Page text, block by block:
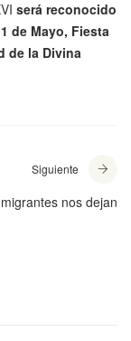
será reconocido
de Mayo, Fiesta
de la Divina
Siguiente
nos dejan